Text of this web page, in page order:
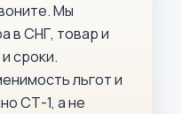
Мы
в СНГ, товар и
сроки.
льгот и
СТ-1, а не